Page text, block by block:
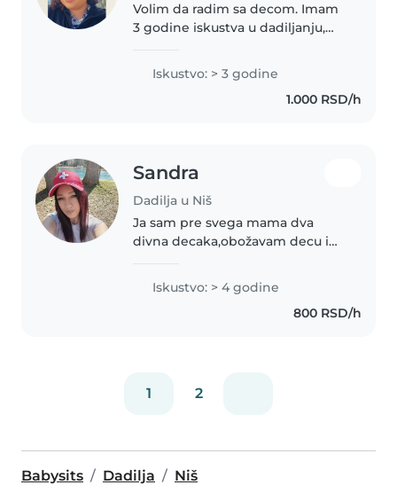
Volim da radim sa decom. Imam
3 godine iskustva u dadiljanju,
do 5godina. Moje omiljene
aktivnosti sa decom su crtanje,
muzika i igre. Takođe, volim
Iskustvo: > 3 godine
1.000 RSD/h
Sandra
Dadilja u Niš
Ja sam pre svega mama dva
divna decaka,obožavam decu i
vrtiću,ali sam se kao dadilja
odlicno snasla deca me vole,ne
zaboravljaju,i jedno predivno
Iskustvo: > 4 godine
800 RSD/h
1 2
Babysits Dadilja Niš